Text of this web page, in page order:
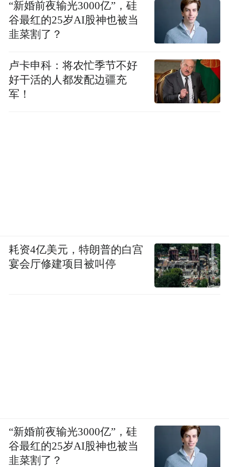
“新婚前夜输光3000亿”，硅
谷最红的25岁AI股神也被当
韭菜割了？
卢卡申科：将农忙季节不好
好干活的人都发配边疆充
军！
耗资4亿美元，特朗普的白宫
宴会厅修建项目被叫停
“新婚前夜输光3000亿”，硅
谷最红的25岁AI股神也被当
韭菜割了？